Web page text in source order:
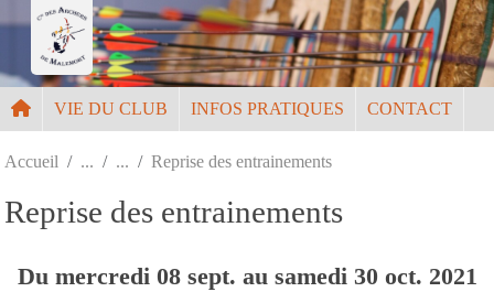
VIE DU CLUB INFOS PRATIQUES CONTACT
Accueil Reprise des entrainements
Reprise des entrainements
Du mercredi 08 sept. au samedi 30 oct. 2021
Panneau de gestion des cookies